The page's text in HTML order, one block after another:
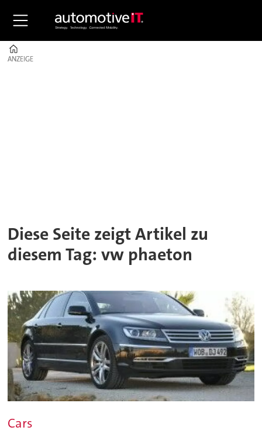
ANZEIGE
ANZEIGE
Diese Seite zeigt Artikel zu
diesem Tag: vw phaeton
Cars